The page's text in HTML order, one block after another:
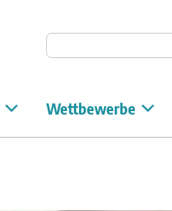
Auf Unicum suchen
Wettbewerbe